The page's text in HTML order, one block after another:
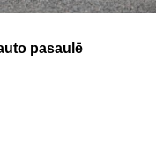
pasaulē